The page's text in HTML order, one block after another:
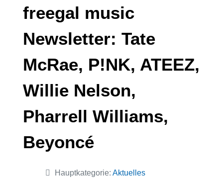
freegal music
Newsletter: Tate
McRae, P!NK, ATEEZ,
Willie Nelson,
Pharrell Williams,
Beyoncé
Details Hauptkategorie: Aktuelles